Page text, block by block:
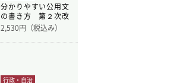
分かりやすい公用文
の書き方 第２次改
訂版
2,530円（税込み）
行政・自治